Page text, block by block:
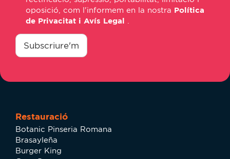
oposició, com l'informem en la nostra Política
de Privacitat i Avís Legal
consentimiento
Subscriure'm
Restauració
Botanic Pinseria Romana
Brasayleña
Burger King